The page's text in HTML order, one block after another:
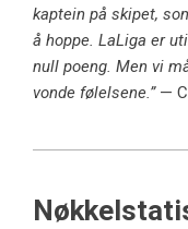
kaptein på skipet,
å hoppe. LaLiga er
null poeng. Men vi
vonde følelsene.”—